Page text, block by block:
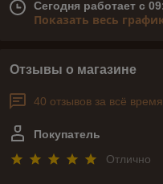
Сегодня работает с
Показать весь
Отзывы о магазине
40 отзывов за всё время
Покупатель
Отлично